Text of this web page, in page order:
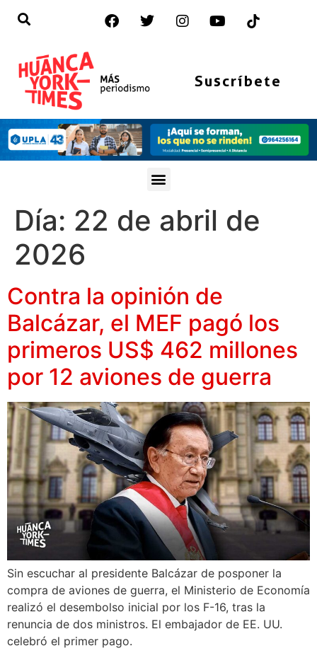
Suscríbete
Día: 22 de abril de
2026
Contra la opinión de
Balcázar, el MEF pagó los
primeros US$ 462 millones
por 12 aviones de guerra
Sin escuchar al presidente Balcázar de posponer la
compra de aviones de guerra, el Ministerio de Economía
realizó el desembolso inicial por los F-16, tras la
renuncia de dos ministros. El embajador de EE. UU.
celebró el primer pago.